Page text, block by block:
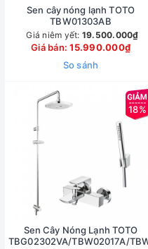
Sen cây nóng lạnh TOTO
TBW01303AB
Giá niêm yết: 19.500.000₫
Giá bán:15.990.000₫
So sánh
18%
Sen Cây Nóng Lạnh TOTO
TBG02302VA/TBW02017A/